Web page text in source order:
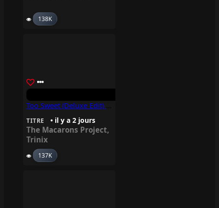
138K
TITRE • il y a 2 jours
The Macarons Project,
Trinix
137K